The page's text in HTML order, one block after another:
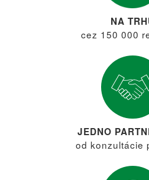
NA
cez 150 000
JEDNO
od konzultácie